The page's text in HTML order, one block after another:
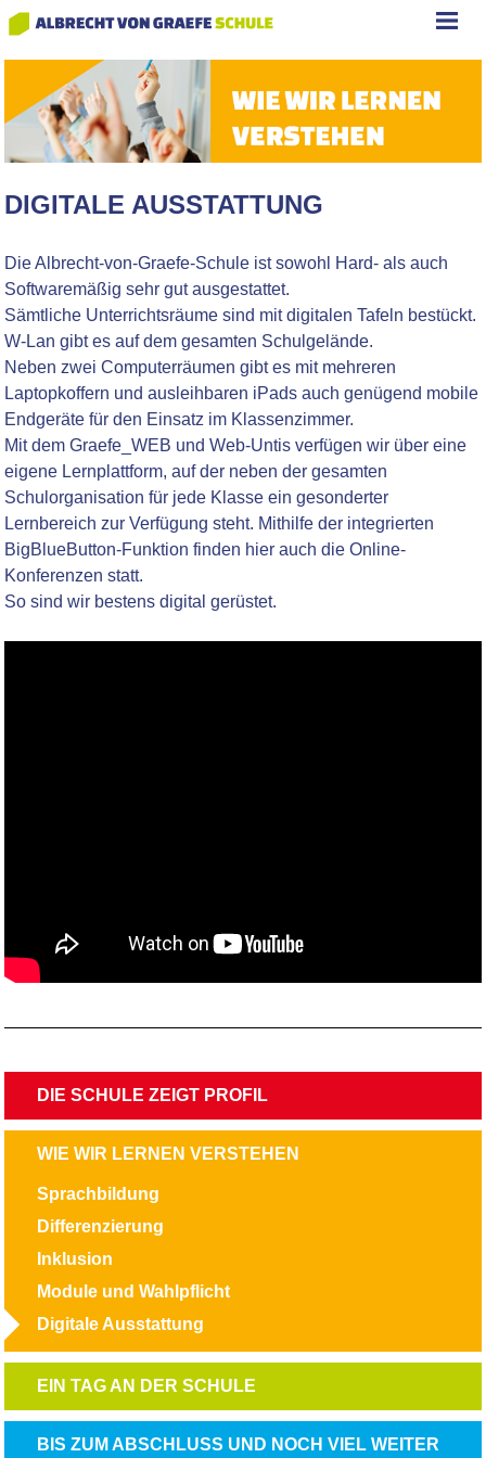
DIGITALE AUSSTATTUNG
Die Albrecht-von-Graefe-Schule ist sowohl Hard- als auch
Softwaremäßig sehr gut ausgestattet.
Sämtliche Unterrichtsräume sind mit digitalen Tafeln bestückt.
W-Lan gibt es auf dem gesamten Schulgelände.
Neben zwei Computerräumen gibt es mit mehreren
Laptopkoffern und ausleihbaren iPads auch genügend mobile
Endgeräte für den Einsatz im Klassenzimmer.
Mit dem Graefe_WEB und Web-Untis verfügen wir über eine
eigene Lernplattform, auf der neben der gesamten
Schulorganisation für jede Klasse ein gesonderter
Lernbereich zur Verfügung steht. Mithilfe der integrierten
BigBlueButton-Funktion finden hier auch die Online-
Konferenzen statt.
So sind wir bestens digital gerüstet.
NAVIGATION
ÜBERSPRINGEN
DIE SCHULE ZEIGT PROFIL
NAVIGATION
WIE WIR LERNEN VERSTEHEN
Sprachbildung
Differenzierung
Inklusion
Module und Wahlpflicht
Digitale Ausstattung
NAVIGATION
ÜBERSPRINGEN
EIN TAG AN DER SCHULE
NAVIGATION
BIS ZUM ABSCHLUSS UND NOCH VIEL WEITER